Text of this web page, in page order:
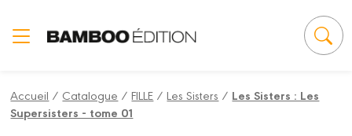
Accueil / Catalogue /FILLE /Les Sisters / Les Sisters : Les
Supersisters - tome 01